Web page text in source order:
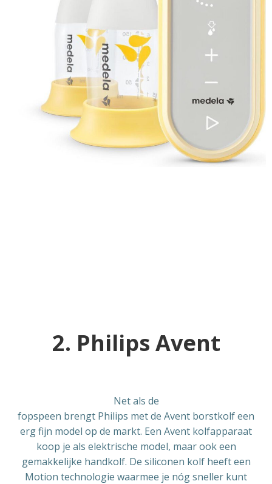
2. Philips Avent
Net als de
fopspeen brengt Philips met de Avent borstkolf een
erg fijn model op de markt. Een Avent kolfapparaat
koop je als elektrische model, maar ook een
gemakkelijke handkolf. De siliconen kolf heeft een
Motion technologie waarmee je nóg sneller kunt